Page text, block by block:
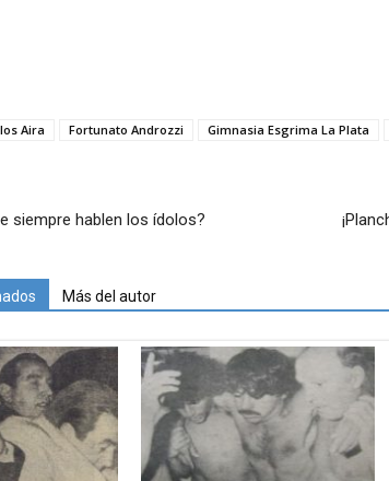
Aira Fortunato Androzzi Gimnasia Esgrima La Plata
siempre hablen los ídolos?
Más del autor